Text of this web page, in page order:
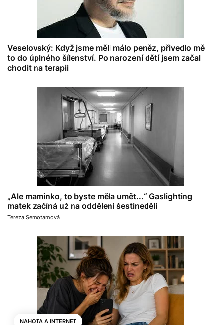
Veselovský: Když jsme měli málo peněz, přivedlo mě
to do úplného šílenství. Po narození dětí jsem začal
chodit na terapii
„Ale maminko, to byste měla umět...“ Gaslighting
matek začíná už na oddělení šestinedělí
Tereza Semotamová
NAHOTA A INTERNET